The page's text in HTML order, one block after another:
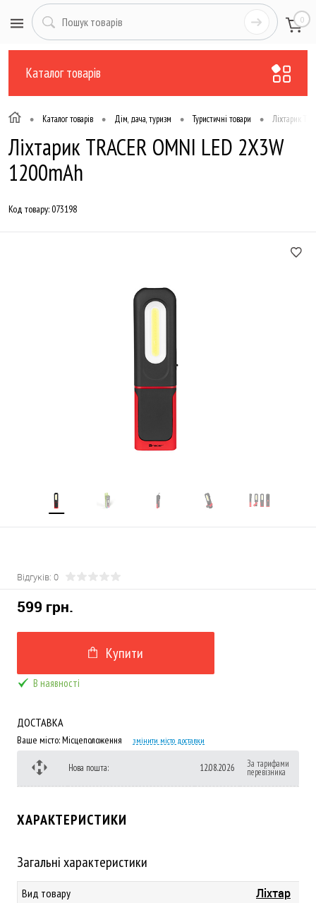
0
Каталог товарів
• Каталог товарів • Дім, дача, туризм • Туристичні товари • Ліхтарик
Ліхтарик TRACER OMNI LED 2X3W
1200mAh
Код товару:073198
Відгуків: 0
599 грн.
Купити
В наявності
ДОСТАВКА
Ваше місто:Місцеположення змінити місто доставки
Нова пошта: 12.08.2026 За тарифами
перевізника
ХАРАКТЕРИСТИКИ
Загальні характеристики
Вид товару Ліхтар